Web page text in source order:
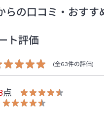
らの口コミ・おすす
ト評価
(全63件の評価)
点